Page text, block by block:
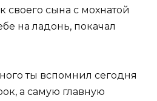
своего сына с мохнатой
на ладонь, покачал
ты вспомнил сегодня
а самую главную